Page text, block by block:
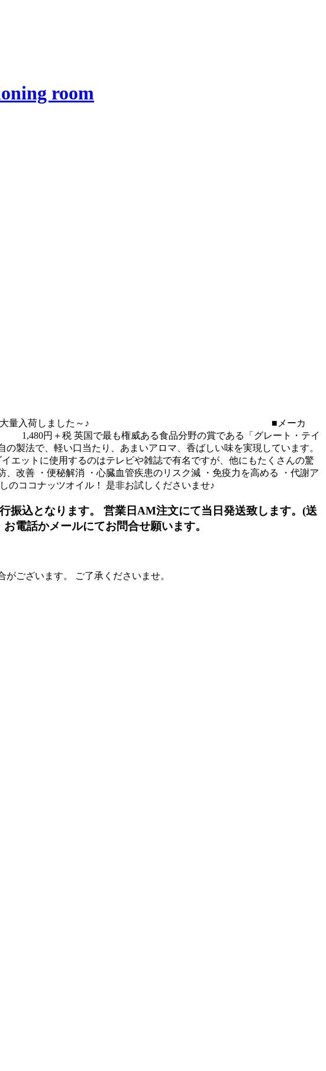
量入荷しました～♪
■メーカ
円＋税 英国で最も権威ある食品分野の賞である「グレート・テイ
製法で、軽い口当たり、あまいアロマ、香ばしい味を実現しています。
エットに使用するのはテレビや雑誌で有名ですが、他にもたくさんの驚
改善 ・便秘解消 ・心臓血管疾患のリスク減 ・免疫力を高める ・代謝ア
のココナッツオイル！ 是非お試しくださいませ♪
振込となります。 営業日AM注文にて当日発送致します。(送
電話かメールにてお問合せ願います。
ございます。 ご了承くださいませ。